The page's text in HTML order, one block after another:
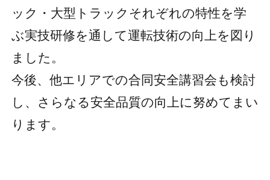
ック・大型トラックそれぞれの特性を学
ぶ実技研修を通して運転技術の向上を図り
ました。
今後、他エリアでの合同安全講習会も検討
し、さらなる安全品質の向上に努めてまい
ります。